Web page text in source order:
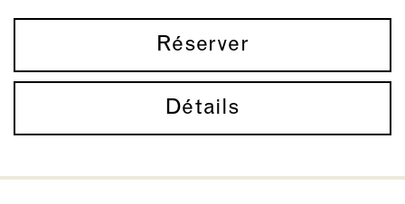
Réserver
Détails